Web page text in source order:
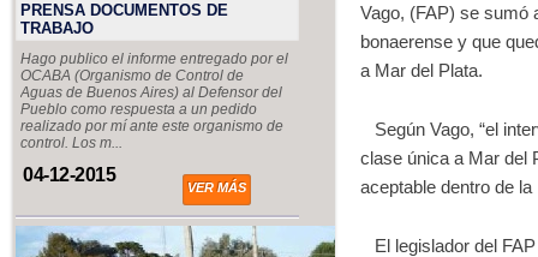
PRENSA DOCUMENTOS DE
TRABAJO
Hago publico el informe entregado por el
OCABA (Organismo de Control de
Aguas de Buenos Aires) al Defensor del
Pueblo como respuesta a un pedido
realizado por mí ante este organismo de
control. Los m...
04-12-2015
VER MÁS
Vago, (FAP) se sumó
bonaerense y que
a Mar del Plata.
Según Vago, “el
clase única a Mar del
aceptable dentro de la
El legislador del